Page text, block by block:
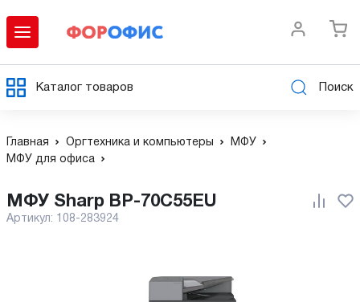
Каталог товаров Поиск
Главная Оргтехника и компьютеры
МФУ
МФУ для офиса
МФУ Sharp BP-70C55EU
Артикул: 108-283924